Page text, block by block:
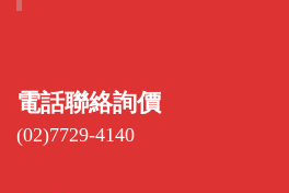
電話聯絡詢價
(02)7729-4140